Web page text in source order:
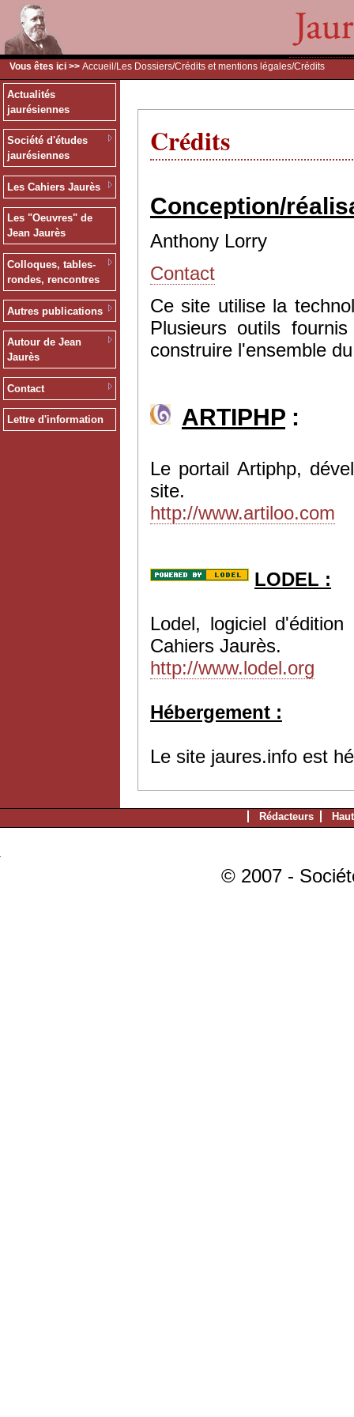
Vous êtes ici >> Accueil /Les Dossiers/Crédits et mentions légales/Crédits
Actualités
jaurésiennes
Société d'études
jaurésiennes
Les Cahiers Jaurès
Les "Oeuvres" de
Jean Jaurès
Colloques, tables-
rondes, rencontres
Autres publications
Autour de Jean
Jaurès
Contact
Lettre d'information
Crédits
Conception/
Anthony Lorry
Contact
Ce site utilise la
Plusieurs outils
construire l'ensemble
ARTIPHP :
Le portail Artiphp,
site.
http://www.artiloo.com
LODEL :
Lodel, logiciel
Cahiers Jaurès.
http://www.lodel.org
Hébergement :
Le site jaures.info est
Rédacteurs
© 2007 -